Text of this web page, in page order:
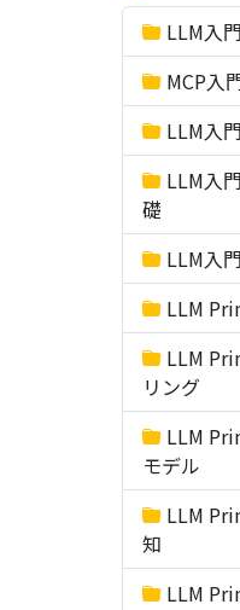
LLM入
MCP入
LLM入
LLM入
礎
LLM入
LLM
LLM
リング
LLM
モデル
LLM
知
LLM